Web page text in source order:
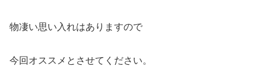
物凄い思い入れはありますので
今回オススメとさせてください。